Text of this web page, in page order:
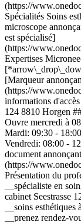
(https://
Spécialités Soins
microscope
est spécialisé]
(https://
Expertises
[Marqueur
(https://
informations
124 8810 Horgen
Ouvre mercredi à
Mardi: 09:30 -
Vendredi: 08:00 -
document
(https://
Présentation du
__spécialiste en
cabinet Seestrasse
__soins
__prenez rendez-